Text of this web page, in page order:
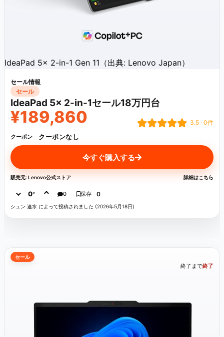
IdeaPad 5x 2-in-1 Gen 11（出典: Lenovo Japan）
セール情報
セール
IdeaPad 5x 2-in-1セール18万円台
¥189,860 3.5 · 0件
クーポン クーポンなし
今すぐ購入する
販売元: Lenovo公式ストア 詳細はこちら
0° 0 保存 0
シュン 速水 によって投稿されました (2026年5月18日)
セール
終了まで終了